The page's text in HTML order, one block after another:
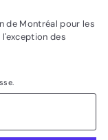
de Montréal pour les
des